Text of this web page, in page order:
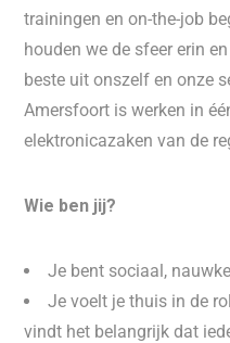
trainingen en on-the-job
houden we de sfeer erin
beste uit onszelf en onze
Amersfoort is werken in
elektronicazaken van de
Wie ben jij?
Je bent sociaal,
Je voelt je thuis in de
vindt het belangrijk dat